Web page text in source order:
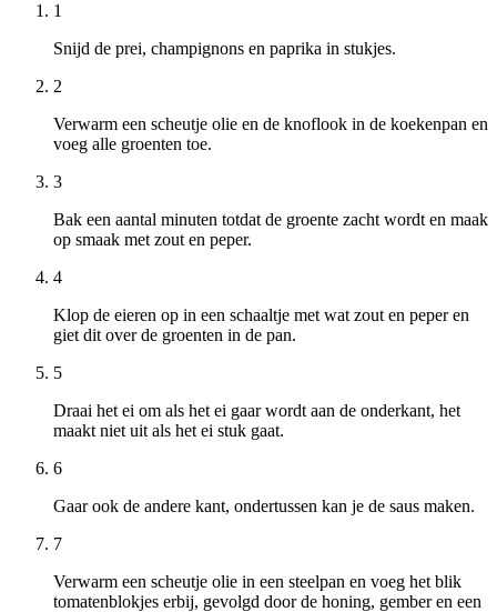
1
Snijd de prei, champignons en paprika in stukjes.
2
Verwarm een scheutje olie en de knoflook in de koekenpan en
voeg alle groenten toe.
3
Bak een aantal minuten totdat de groente zacht wordt en maak
op smaak met zout en peper.
4
Klop de eieren op in een schaaltje met wat zout en peper en
giet dit over de groenten in de pan.
5
Draai het ei om als het ei gaar wordt aan de onderkant, het
maakt niet uit als het ei stuk gaat.
6
Gaar ook de andere kant, ondertussen kan je de saus maken.
7
Verwarm een scheutje olie in een steelpan en voeg het blik
tomatenblokjes erbij, gevolgd door de honing, gember en een